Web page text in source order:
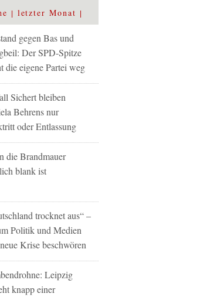
letzter Monat
gegen Bas und
Der SPD-Spitze
die eigene Partei weg
Sichert bleiben
Behrens nur
oder Entlassung
die Brandmauer
blank ist
trocknet aus“ –
Politik und Medien
Krise beschwören
Leipzig
knapp einer